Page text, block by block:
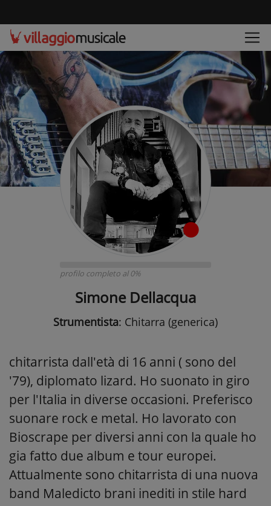
profilo completo al 0%
Simone Dellacqua
Strumentista: Chitarra (generica)
chitarrista dall'età di 16 anni ( sono del
'79), diplomato lizard. Ho suonato in giro
per l'Italia in diverse occasioni. Preferisco
suonare rock e metal. Ho lavorato con
Bioscrape per diversi anni con la quale ho
gia fatto due album e tour europei.
Attualmente sono chitarrista di una nuova
band Maledicto brani inediti in stile hard